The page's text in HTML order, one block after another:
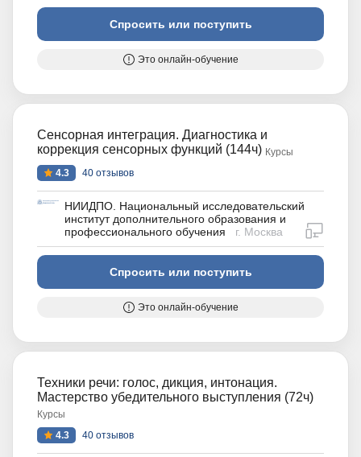
Спросить или поступить
Это онлайн-обучение
Сенсорная интеграция. Диагностика и
коррекция сенсорных функций (144ч) Курсы
4.3
40 отзывов
НИИДПО. Национальный исследовательский
институт дополнительного образования и
профессионального обучения
г. Москва
Спросить или поступить
Это онлайн-обучение
Техники речи: голос, дикция, интонация.
Мастерство убедительного выступления (72ч)
Курсы
4.3
40 отзывов